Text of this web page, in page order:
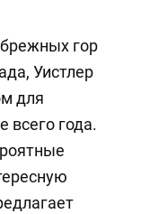
гор
Уистлер
для
всего года.